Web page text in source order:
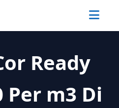
Ready
Per m3 Di